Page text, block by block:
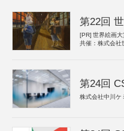
第22回
[PR] 世界絵画
共催：株式会社
第24回
株式会社中川ケ